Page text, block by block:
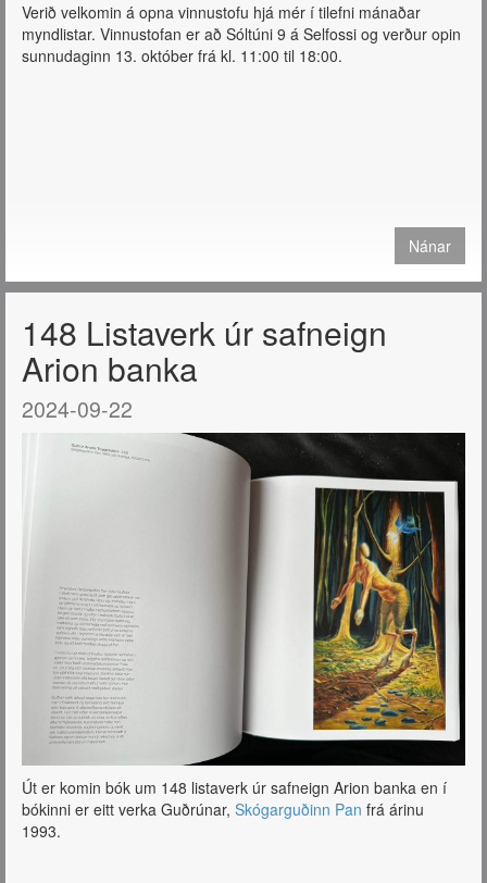
Verið velkomin á opna vinnustofu hjá mér í tilefni mánaðar
myndlistar. Vinnustofan er að Sóltúni 9 á Selfossi og verður opin
sunnudaginn 13. október frá kl. 11:00 til 18:00.
Nánar
148 Listaverk úr safneign
Arion banka
2024-09-22
Út er komin bók um 148 listaverk úr safneign Arion banka en í
bókinni er eitt verka Guðrúnar, Skógarguðinn Pan frá árinu
1993.